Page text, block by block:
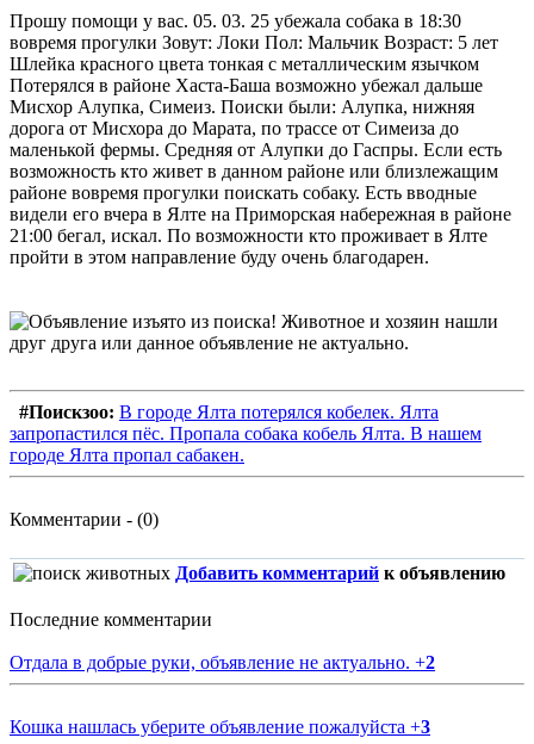
Прошу помощи у вас. 05. 03. 25 убежала собака в 18:30
вовремя прогулки Зовут: Локи Пол: Мальчик Возраст: 5 лет
Шлейка красного цвета тонкая с металлическим язычком
Потерялся в районе Хаста-Баша возможно убежал дальше
Мисхор Алупка, Симеиз. Поиски были: Алупка, нижняя
дорога от Мисхора до Марата, по трассе от Симеиза до
маленькой фермы. Средняя от Алупки до Гаспры. Если есть
возможность кто живет в данном районе или близлежащим
районе вовремя прогулки поискать собаку. Есть вводные
видели его вчера в Ялте на Приморская набережная в районе
21:00 бегал, искал. По возможности кто проживает в Ялте
пройти в этом направление буду очень благодарен.
#Поискзоо: В городе Ялта потерялся кобелек. Ялта
запропастился пёс. Пропала собака кобель Ялта. В нашем
городе Ялта пропал сабакен.
Комментарии - (0)
Добавить комментарий к объявлению
Последние комментарии
Отдала в добрые руки, объявление не актуально. +2
Кошка нашлась уберите объявление пожалуйста +3